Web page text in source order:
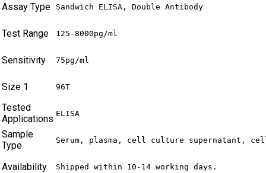
Assay Type Sandwich ELISA, Double Antibody
Test Range 125-8000pg/ml
Sensitivity 75pg/ml
Size 1 96T
Tested
Applications ELISA
Sample
Type
Serum, plasma, cell culture supernatant,
Availability Shipped within 10-14 working days.